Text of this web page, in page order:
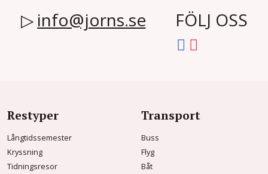
info@jorns.se FÖLJ OSS
Restyper
Långtidssemester
Kryssning
Tidningsresor
Transport
Buss
Flyg
Båt